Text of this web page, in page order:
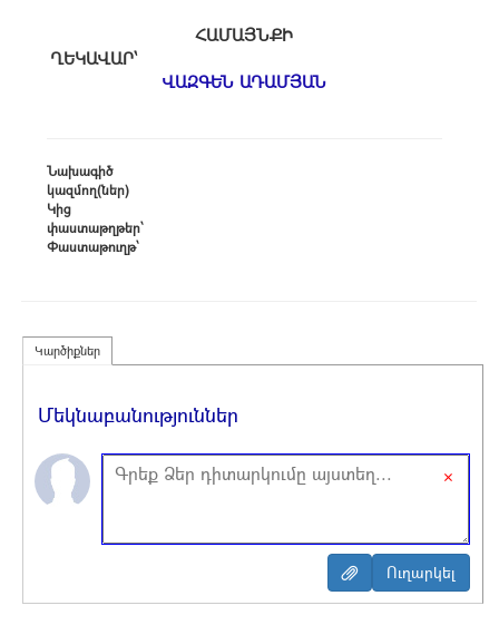
ՀԱՄԱՅՆՔԻ
ՂԵԿԱՎԱՐ՝
ՎԱԶԳԵՆ ԱԴԱՄՅԱՆ
Նախագիծ
կազմող(ներ)
Կից
փաստաթղթեր՝
Փաստաթուղթ՝
Կարծիքներ
Մեկնաբանություններ
×